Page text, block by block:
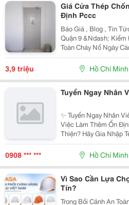
Giá Cửa Thép
Định Pccc
Báo Giá , Blog , Tin
Quận 9 &Ndash; Kiểm
Toàn Cháy Nổ Ngày
Đặt Cửa Chống Cháy
Trọng Trong Xây
3,9 triệu Hồ Chí Minh
Tuyển Ngay Nhân
✨ Tuyển Ngay Nhân Viên Bán
Việc Làm Thêm Ổn
Thiện? Hãy Gia Nhập Team
Linh Hoạt: - Ca 1: 6H30 &Ndash; 14H30 - Ca 2: 14H00
0908 *** *** Hồ Chí Minh
Vì Sao Cần Lựa
Tín?
Trong Bối Cảnh An